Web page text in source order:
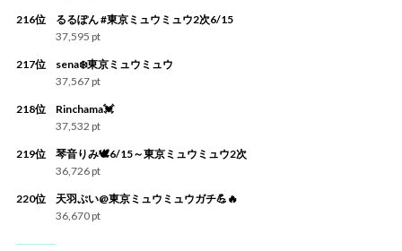
216位
るるぽん #東京ミュウミュウ2次6/15
37,595 pt
217位
sena❄️東京ミュウミュウ
37,567 pt
218位
Rinchama💓
37,532 pt
219位
琴音りみ🕊6/15～東京ミュウミュウ2次
36,726 pt
220位
天羽ぷい@東京ミュウミュウガチ💪🔥
36,670 pt